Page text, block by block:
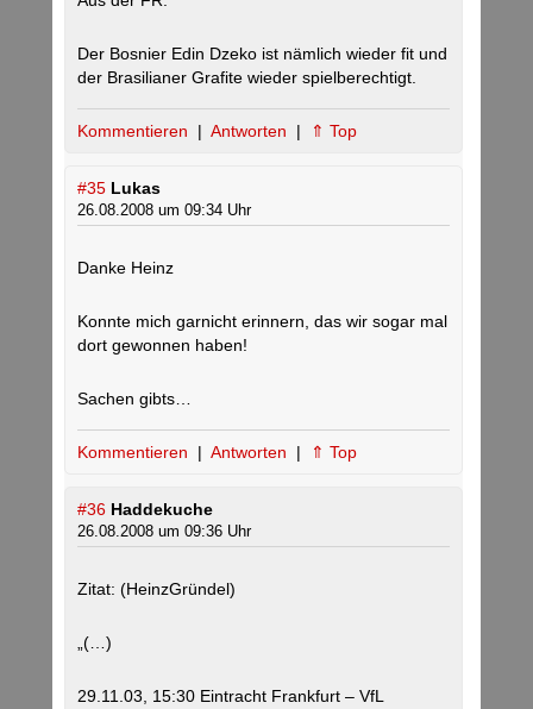
Der Bosnier Edin Dzeko ist nämlich wieder fit und
der Brasilianer Grafite wieder spielberechtigt.
Kommentieren | Antworten | ⇑ Top
#35 Lukas
26.08.2008 um 09:34 Uhr
Danke Heinz
Konnte mich garnicht erinnern, das wir sogar mal
dort gewonnen haben!
Sachen gibts…
Kommentieren | Antworten | ⇑ Top
#36 Haddekuche
26.08.2008 um 09:36 Uhr
Zitat: (HeinzGründel)
„(…)
29.11.03, 15:30 Eintracht Frankfurt – VfL